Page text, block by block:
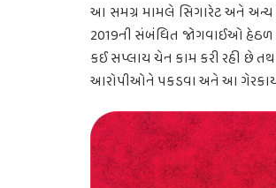
આ સમગ્ર મામલે સિગારેટ અને અન્ય
2019ની સંબંધિત જોગવાઈઓ હેઠળ
કઈ સપ્લાય ચેન કામ કરી રહી છે
આરોપીઓને પકડવા અને આ